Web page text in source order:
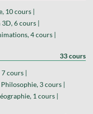
10 cours |
6 cours |
4 cours |
33 cours
cours |
Philosophie, 3 cours |
1 cours |